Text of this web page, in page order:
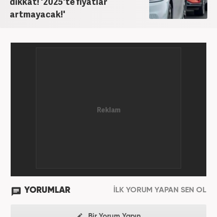
artmayacak!'
YORUMLAR İLK YORUM YAPAN SEN OL